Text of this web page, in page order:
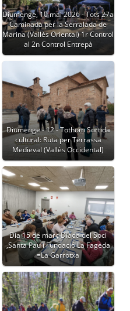
Diumenge, 10 mai 2026 - Tots 27a
Caminada per la Serralada de
Marina (Vallès Oriental) 1r Control
al 2n Control Entrepà
Diumenge - 12 - Tothom Sortida
cultural: Ruta per Terrassa
Medieval (Vallès Occidental)
Dia 15 de març Diada del Soci
,Santa Pau i Fundació La Fageda
=La Garrotxa